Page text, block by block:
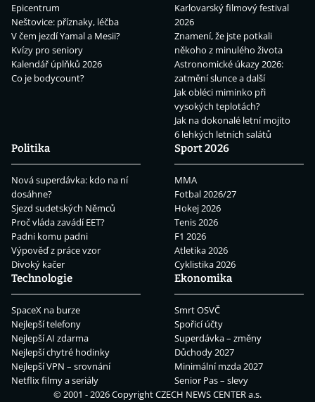
Epicentrum
Neštovice: příznaky, léčba
V čem jezdí Yamal a Mesii?
Kvízy pro seniory
Kalendář úplňků 2026
Co je bodycount?
Karlovarský filmový festival
2026
Znamení, že jste potkali
někoho z minulého života
Astronomické úkazy 2026:
zatmění slunce a další
Jak obléci miminko při
vysokých teplotách?
Jak na dokonalé letní mojito
6 lehkých letních salátů
Politika
Nová superdávka: kdo na ní
dosáhne?
Sjezd sudetských Němců
Proč vláda zavádí EET?
Padni komu padni
Výpověď z práce vzor
Divoký kačer
Sport 2026
MMA
Fotbal 2026/27
Hokej 2026
Tenis 2026
F1 2026
Atletika 2026
Cyklistika 2026
Technologie
SpaceX na burze
Nejlepší telefony
Nejlepší AI zdarma
Nejlepší chytré hodinky
Nejlepší VPN – srovnání
Netflix filmy a seriály
Ekonomika
Smrt OSVČ
Spořicí účty
Superdávka – změny
Důchody 2027
Minimální mzda 2027
Senior Pas – slevy
© 2001 - 2026 CopyrightCZECH NEWS CENTER a.s.